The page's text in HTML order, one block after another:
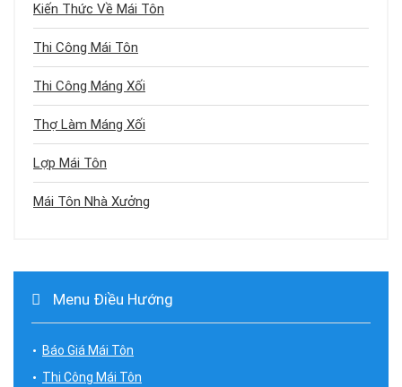
Kiến Thức Về Mái Tôn
Thi Công Mái Tôn
Thi Công Máng Xối
Thợ Làm Máng Xối
Lợp Mái Tôn
Mái Tôn Nhà Xưởng
Menu Điều Hướng
Báo Giá Mái Tôn
Thi Công Mái Tôn